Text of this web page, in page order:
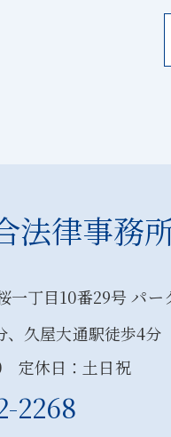
法律事務
一丁目10番29号 パー
、久屋大通駅徒歩4分
定休日：土日祝
2268